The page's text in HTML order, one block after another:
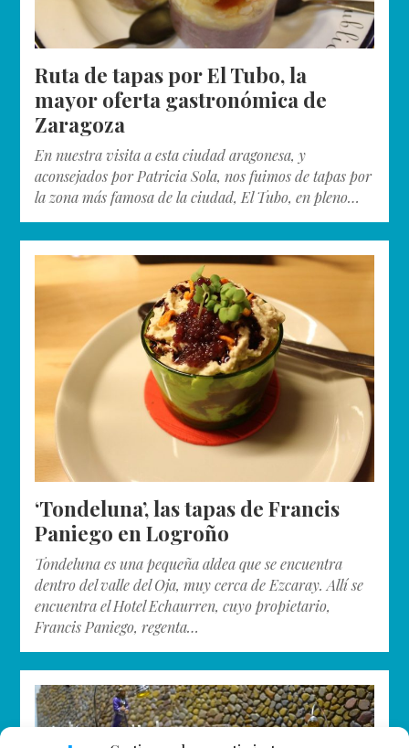
Ruta de tapas por El Tubo, la
mayor oferta gastronómica de
Zaragoza
En nuestra visita a esta ciudad aragonesa, y
aconsejados por Patricia Sola, nos fuimos de tapas por
la zona más famosa de la ciudad, El Tubo, en pleno…
‘Tondeluna’, las tapas de Francis
Paniego en Logroño
Tondeluna es una pequeña aldea que se encuentra
dentro del valle del Oja, muy cerca de Ezcaray. Allí se
encuentra el Hotel Echaurren, cuyo propietario,
Francis Paniego, regenta…